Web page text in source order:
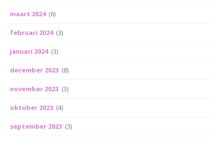
maart 2024 (6)
februari 2024 (3)
januari 2024 (3)
december 2023 (8)
november 2023 (3)
oktober 2023 (4)
september 2023 (3)